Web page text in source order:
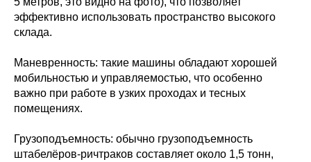
эффективно использовать пространство высокого
склада.
Маневренность: такие машины обладают хорошей
мобильностью и управляемостью, что особенно
важно при работе в узких проходах и тесных
помещениях.
Грузоподъемность: обычно грузоподъемность
штабелёров-ричтраков составляет около 1,5 тонн,